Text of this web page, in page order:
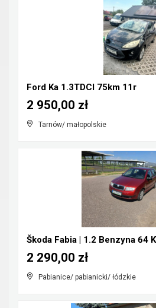
Ford Ka 1.3TDCI 75km 11r
Tarnów/ małopolskie
2 950,00 zł
Pabianice/ pabianicki/ łódzkie
2 290,00 zł